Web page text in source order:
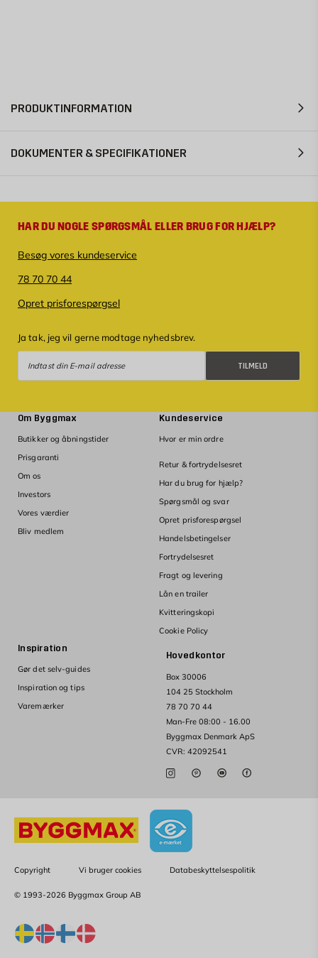
PRODUKTINFORMATION
DOKUMENTER & SPECIFIKATIONER
HAR DU NOGLE SPØRGSMÅL ELLER BRUG FOR HJÆLP?
Besøg vores kundeservice
78 70 70 44
Opret prisforespørgsel
Ja tak, jeg vil gerne modtage nyhedsbrev.
TILMELD
Hovedkontor
Box 30006
104 25 Stockholm
78 70 70 44
Man-Fre 08:00 - 16.00
Byggmax Denmark ApS
CVR: 42092541
Om Byggmax
Butikker og åbningstider
Prisgaranti
Om os
Investors
Vores værdier
Bliv medlem
Kundeservice
Hvor er min ordre
Retur & fortrydelsesret
Har du brug for hjælp?
Spørgsmål og svar
Opret prisforespørgsel
Handelsbetingelser
Fortrydelsesret
Fragt og levering
Lån en trailer
Kvitteringskopi
Cookie Policy
Inspiration
Gør det selv-guides
Inspiration og tips
Varemærker
Copyright Vi bruger cookies Databeskyttelsespolitik
© 1993-2026 Byggmax Group AB